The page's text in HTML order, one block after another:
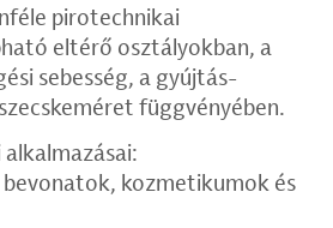
pirotechnikai
eltérő osztályokban, a
sebesség, a gyújtás-
függvényében.
kozmetikumok és